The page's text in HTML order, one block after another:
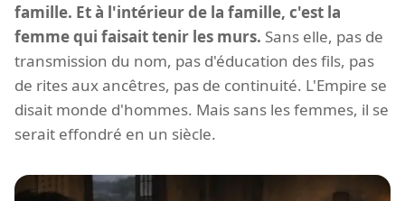
famille. Et à l'intérieur de la famille, c'est la
femme qui faisait tenir les murs. Sans elle, pas de
transmission du nom, pas d'éducation des fils, pas
de rites aux ancêtres, pas de continuité. L'Empire se
disait monde d'hommes. Mais sans les femmes, il se
serait effondré en un siècle.